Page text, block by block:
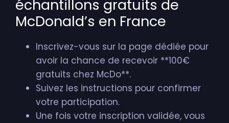
échantillons gratuits de
McDonald’s en France
Inscrivez-vous sur la page dédiée pour
avoir la chance de recevoir **100€
gratuits chez McDo**.
Suivez les instructions pour confirmer
votre participation.
Une fois votre inscription validée, vous